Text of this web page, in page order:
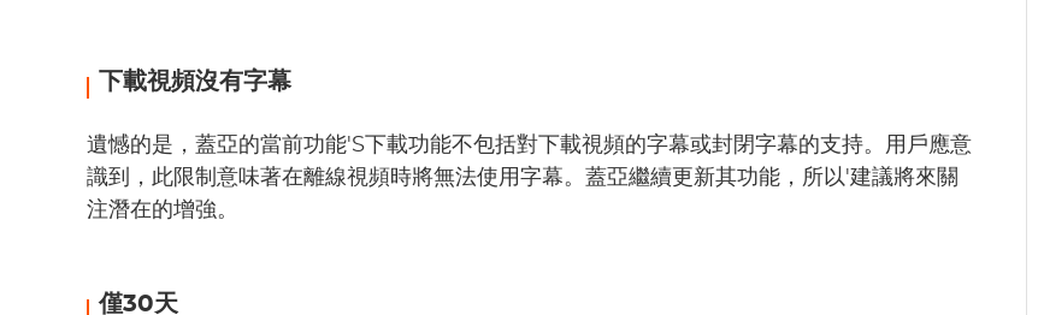
下載視頻沒有字幕
遺憾的是，蓋亞的當前功能'S下載功能不包括對下載視頻的字幕或封閉字幕的支持。用戶應意
識到，此限制意味著在離線視頻時將無法使用字幕。蓋亞繼續更新其功能，所以'建議將來關
注潛在的增強。
僅30天